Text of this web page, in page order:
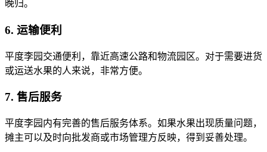
晚归。
6. 运输便利
平度李园交通便利，靠近高速公路和物流园区。对于需要进货
或运送水果的人来说，非常方便。
7. 售后服务
平度李园内有完善的售后服务体系。如果水果出现质量问题，
摊主可以及时向批发商或市场管理方反映，得到妥善处理。